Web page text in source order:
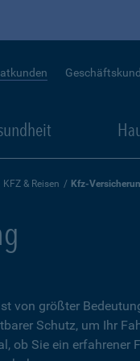
KFZ & Reisen Kfz-
von größter
Schutz, um Ihr
ob Sie ein erfahrener